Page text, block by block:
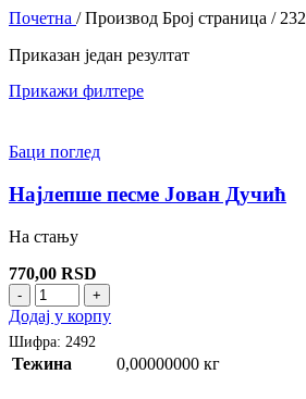
Почетна / Производ Број страница / 232
Приказан један резултат
Прикажи филтере
Баци поглед
Најлепше песме Јован Дучић
На стању
770,00 RSD
- +
Додај у корпу
Шифра: 2492
Тежина 0,00000000 кг